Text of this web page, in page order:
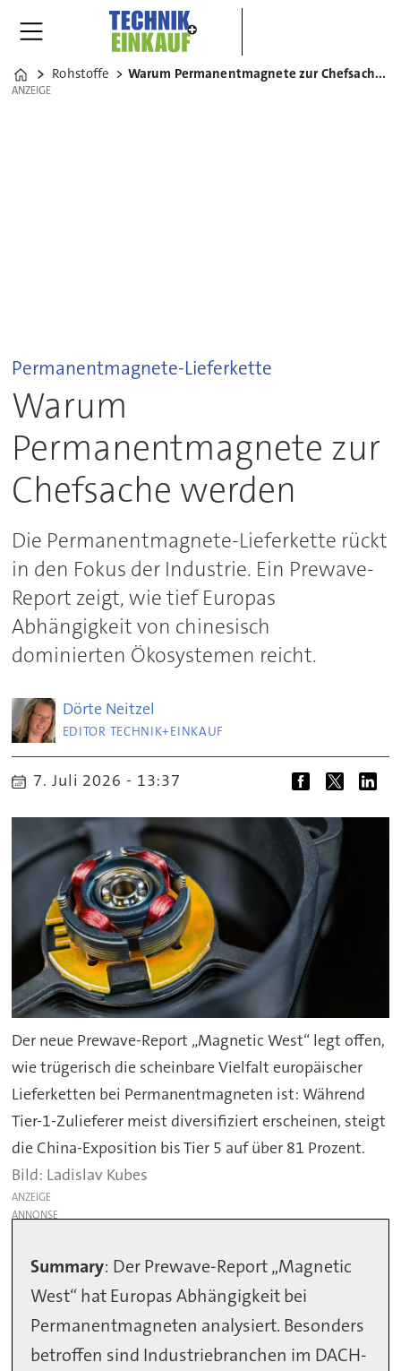
Home
Rohstoffe Warum Permanentmagnete zur Chefsache werden
ANZEIGE
ANZEIGE
Permanentmagnete-Lieferkette
Warum
Permanentmagnete zur
Chefsache werden
Die Permanentmagnete-Lieferkette rückt
in den Fokus der Industrie. Ein Prewave-
Report zeigt, wie tief Europas
Abhängigkeit von chinesisch
dominierten Ökosystemen reicht.
Dörte Neitzel
EDITOR TECHNIK+EINKAUF
7. Juli 2026 - 13:37
Der neue Prewave-Report „Magnetic West“ legt offen,
wie trügerisch die scheinbare Vielfalt europäischer
Lieferketten bei Permanentmagneten ist: Während
Tier-1-Zulieferer meist diversifiziert erscheinen, steigt
die China-Exposition bis Tier 5 auf über 81 Prozent.
Ladislav Kubes
ANZEIGE
Summary: Der Prewave-Report „Magnetic
West“ hat Europas Abhängigkeit bei
Permanentmagneten analysiert. Besonders
betroffen sind Industriebranchen im DACH-